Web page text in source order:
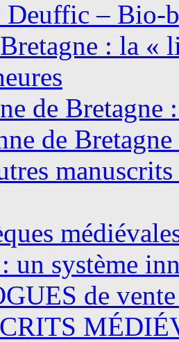
Deuffic – Bio-
: la «
de Bretagne
de
un système
de